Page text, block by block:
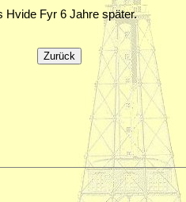
Hvide Fyr 6 Jahre später.